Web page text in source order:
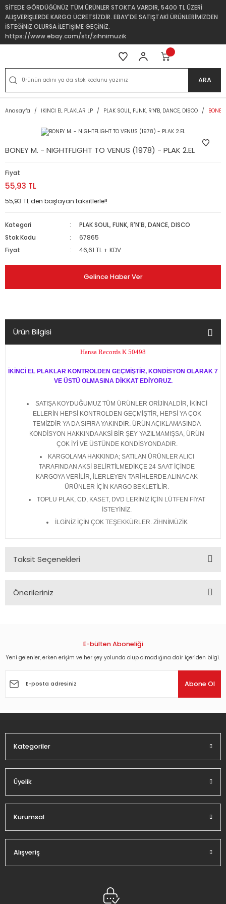
SİTEDE GÖRDÜĞÜNÜZ TÜM ÜRÜNLER STOKTA VARDIR, 5400 TL ÜZERİ
ALIŞVERİŞLERDE KARGO ÜCRETSİZDİR. EBAY'DE SATIŞTAKİ ÜRÜNLERİMİZDEN
İSTEĞİNİZ OLURSA İLETİŞİME GEÇİNİZ.
https://www.ebay.com/str/zihnimuzik
ARA
Anasayfa İKİNCİ EL PLAKLAR LP PLAK SOUL, FUNK, R'N'B, DANCE, DISCO
BONEY M. - NIGHTFLIGHT TO VENUS (1978) - PLAK 2.EL
Fiyat
55,93 TL
55,93 TL den başlayan taksitlerle!!
Kategori
PLAK SOUL, FUNK, R'N'B, DANCE, DISCO
Stok Kodu
67865
Fiyat
46,61 TL + KDV
Gelince Haber Ver
Ürün Bilgisi
Hansa Records K 50498
İKİNCİ EL PLAKLAR KONTROLDEN GEÇMİŞTİR, KONDİSYON OLARAK 7
VE ÜSTÜ OLMASINA DİKKAT EDİYORUZ.
SATIŞA KOYDUĞUMUZ TÜM ÜRÜNLER ORİJİNALDİR, İKİNCİ
ELLERİN HEPSİ KONTROLDEN GEÇMİŞTİR, HEPSİ YA ÇOK
TEMİZDİR YA DA SIFIRA YAKINDIR. ÜRÜN AÇIKLAMASINDA
KONDİSYON HAKKINDA AKSİ BİR ŞEY YAZILMAMIŞSA, ÜRÜN
ÇOK İYİ VE ÜSTÜNDE KONDİSYONDADIR.
KARGOLAMA HAKKINDA; SATILAN ÜRÜNLER ALICI
TARAFINDAN AKSİ BELİRTİLMEDİKÇE 24 SAAT İÇİNDE
KARGOYA VERİLİR, İLERLEYEN TARİHLERDE ALINACAK
ÜRÜNLER İÇİN KARGO BEKLETİLİR.
TOPLU PLAK, CD, KASET, DVD LERİNİZ İÇİN LÜTFEN FİYAT
İSTEYİNİZ.
İLGİNİZ İÇİN ÇOK TEŞEKKÜRLER. ZİHNİMÜZİK
Taksit Seçenekleri
Önerileriniz
Görüş ve önerileriniz için teşekkür ederiz.
Ürün açıklamasında eksik bilgiler bulunuyor.
Ürün fiyatı diğer sitelerden daha pahalı.
E-bülten Aboneliği
Yeni gelenler, erken erişim ve her şey yolunda olup olmadığına dair içeriden bilgi.
Abone Ol
Kategoriler
Üyelik
Kurumsal
Alışveriş